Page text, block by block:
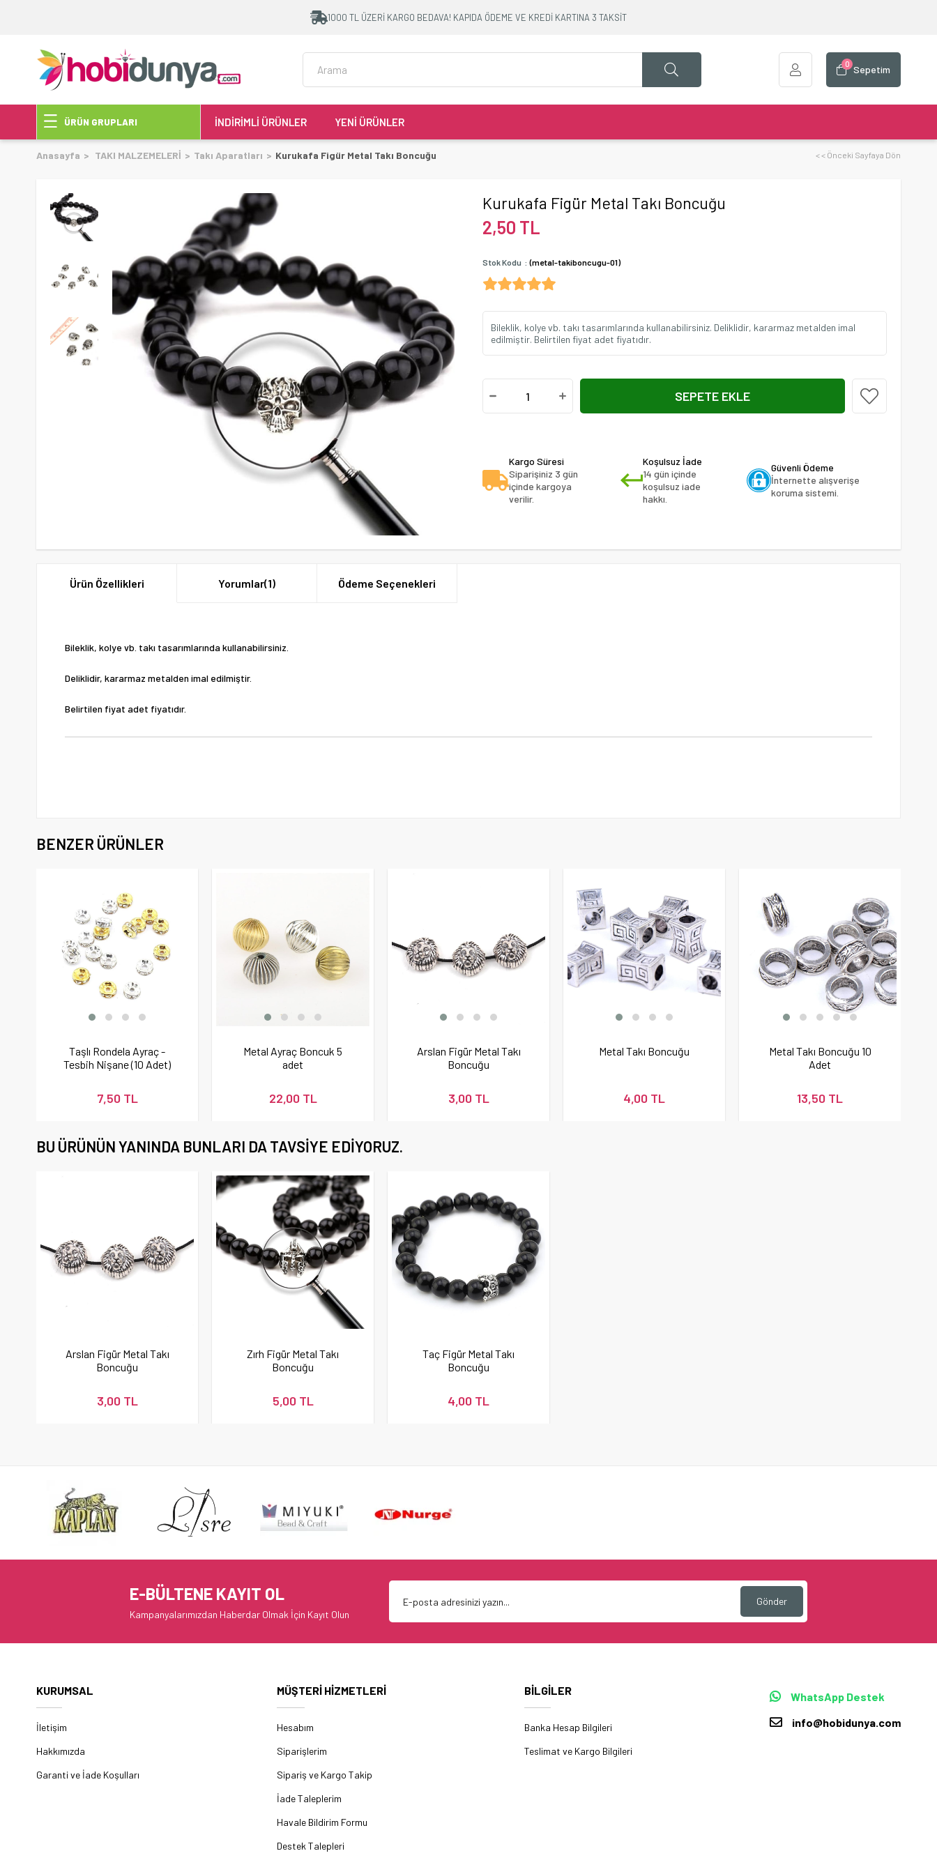
1000 TL ÜZERİ KARGO BEDAVA! KAPIDA ÖDEME VE KREDİ KARTINA 3 TAKSİT
Sepetim
0
ÜRÜN GRUPLARI İNDİRİMLİ ÜRÜNLER YENİ ÜRÜNLER
Anasayfa TAKI MALZEMELERİ Takı Aparatları Kurukafa Figür Metal Takı Boncuğu < < Önceki Sayfaya Dön
Kurukafa Figür Metal Takı Boncuğu
2,50 TL
Stok Kodu (metal-takiboncugu-01)
Bileklik, kolye vb. takı tasarımlarında kullanabilirsiniz. Deliklidir, kararmaz metalden imal
edilmiştir. Belirtilen fiyat adet fiyatıdır.
Kargo Süresi
Siparişiniz 3 gün
içinde kargoya
verilir.
Koşulsuz İade
14 gün içinde
koşulsuz iade
hakkı.
Güvenli Ödeme
İnternette alışverişe
koruma sistemi.
Ürün Özellikleri Yorumlar(1) Ödeme Seçenekleri
Bileklik, kolye vb. takı tasarımlarında kullanabilirsiniz.
Deliklidir, kararmaz metalden imal edilmiştir.
Belirtilen fiyat adet fiyatıdır.
BENZER ÜRÜNLER
Taşlı Rondela Ayraç -
Tesbih Nişane (10 Adet)
7,50 TL
Metal Ayraç Boncuk 5
adet
22,00 TL
Arslan Figür Metal Takı
Boncuğu
3,00 TL
Metal Takı Boncuğu
4,00 TL
Metal Takı Boncuğu 10
Adet
13,50 TL
BU ÜRÜNÜN YANINDA BUNLARI DA TAVSIYE EDIYORUZ.
Arslan Figür Metal Takı
Boncuğu
3,00 TL
Zırh Figür Metal Takı
Boncuğu
5,00 TL
Taç Figür Metal Takı
Boncuğu
4,00 TL
E-BÜLTENE KAYIT OL
Kampanyalarımızdan Haberdar Olmak İçin Kayıt Olun
Gönder
KURUMSAL
İletişim
Hakkımızda
Garanti ve İade Koşulları
MÜŞTERİ HİZMETLERİ
Hesabım
Siparişlerim
Sipariş ve Kargo Takip
İade Taleplerim
Havale Bildirim Formu
Destek Talepleri
BİLGİLER
Banka Hesap Bilgileri
Teslimat ve Kargo Bilgileri
WhatsApp Destek
info@hobidunya.com